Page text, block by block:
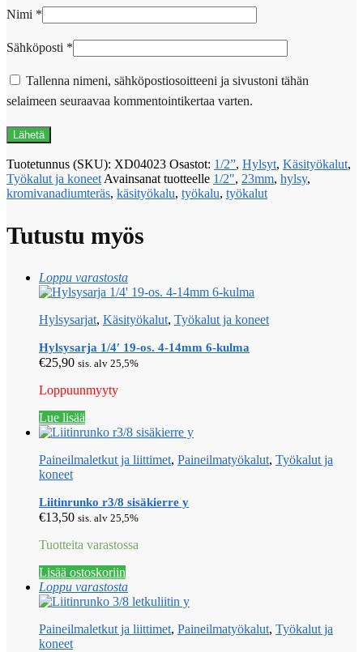
Nimi *
Sähköposti *
Tallenna nimeni, sähköpostiosoitteeni ja sivustoni tähän
selaimeen seuraavaa kommentointikertaa varten.
Tuotetunnus (SKU): XD04023 Osastot: 1/2”, Hylsyt, Käsityökalut,
Työkalut ja koneet Avainsanat tuotteelle 1/2", 23mm, hylsy,
kromivanadiumteräs, käsityökalu, työkalu, työkalut
Tutustu myös
Loppu varastosta
Hylsysarjat, Käsityökalut, Työkalut ja koneet
Hylsysarja 1/4′ 19-os. 4-14mm 6-kulma
€25,90 sis. alv 25,5%
Loppuunmyyty
Lue lisää
Paineilmaletkut ja liittimet, Paineilmatyökalut, Työkalut ja
koneet
Liitinrunko r3/8 sisäkierre y
€13,50 sis. alv 25,5%
Tuotteita varastossa
Lisää ostoskoriin
Loppu varastosta
Paineilmaletkut ja liittimet, Paineilmatyökalut, Työkalut ja
koneet